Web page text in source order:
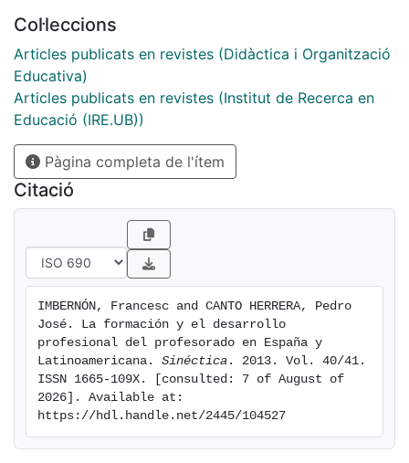
Col·leccions
Articles publicats en revistes (Didàctica i Organització
Educativa)
Articles publicats en revistes (Institut de Recerca en
Educació (IRE.UB))
Pàgina completa de l'ítem
Citació
IMBERNÓN, Francesc and CANTO HERRERA, Pedro
José. La formación y el desarrollo
profesional del profesorado en España y
Latinoamericana. Sinéctica . 2013. Vol. 40/41.
ISSN 1665-109X. [consulted: 7 of August of
2026]. Available at:
https://hdl.handle.net/2445/104527